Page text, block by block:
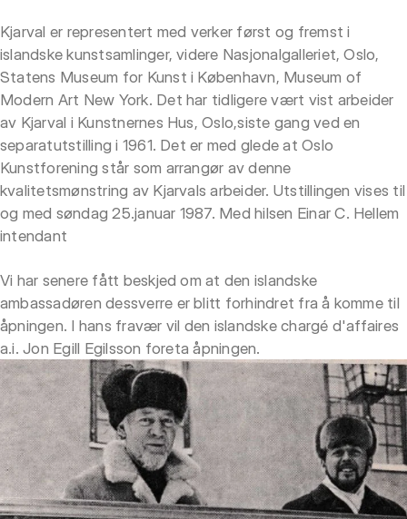
Kjarval er representert med verker først og fremst i
islandske kunstsamlinger, videre Nasjonalgalleriet, Oslo,
Statens Museum for Kunst i København, Museum of
Modern Art New York. Det har tidligere vært vist arbeider
av Kjarval i Kunstnernes Hus, Oslo,siste gang ved en
separatutstilling i 1961. Det er med glede at Oslo
Kunstforening står som arrangør av denne
kvalitetsmønstring av Kjarvals arbeider. Utstillingen vises til
og med søndag 25.januar 1987. Med hilsen Einar C. Hellem
intendant
Vi har senere fått beskjed om at den islandske
ambassadøren dessverre er blitt forhindret fra å komme til
åpningen. I hans fravær vil den islandske chargé d'affaires
a.i. Jon Egill Egilsson foreta åpningen.